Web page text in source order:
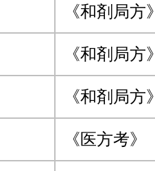
《和剤局方
《和剤局方
《和剤局方
《医方考》